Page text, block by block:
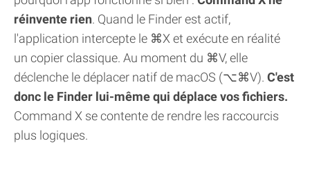
réinvente rien. Quand le Finder est actif,
l'application intercepte le ⌘X et exécute en réalité
un copier classique. Au moment du ⌘V, elle
déclenche le déplacer natif de macOS (⌥⌘V). C'est
donc le Finder lui-même qui déplace vos fichiers.
Command X se contente de rendre les raccourcis
plus logiques.